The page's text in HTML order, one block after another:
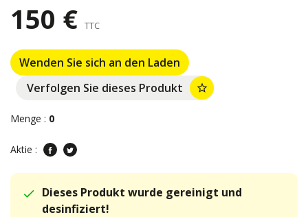
150 € TTC
Wenden Sie sich an den Laden
Verfolgen Sie dieses Produkt
star_border
Menge : 0
Aktie :
Dieses Produkt wurde gereinigt und
desinfiziert!